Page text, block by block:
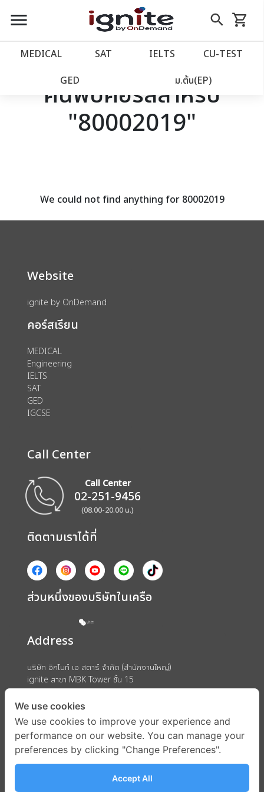
close
account_balance หน้าแรก
เว็บไซต์อิกไนท์
โปรโมชั่น
assignment ลงทะเบียน
menu search
Skip
to
shopping_cart
รถเข็น
MEDICAL SAT IELTS CU‑TEST
GED ม.ต้น(EP)
ค้นพบคอร์สสำหรับ
"80002019"
We could not find anything for 80002019
Website
ignite by OnDemand
คอร์สเรียน
MEDICAL
Engineering
IELTS
SAT
GED
IGCSE
Call Center
Call Center
02-251-9456
(08.00-20.00 น.)
ติดตามเราได้ที่
ส่วนหนึ่งของบริษัทในเครือ
Address
บริษัท อิกไนท์ เอ สตาร์ จำกัด (สำนักงานใหญ่)
ignite สาขา MBK Tower ชั้น 15
ถนนพญาไท แขวงวังใหม่ เขตปทุมวัน กรุงเทพมหานคร 10330
We use cookies
We use cookies to improve your experience and
performance on our website. You can manage your
preferences by clicking "Change Preferences".
Accept All